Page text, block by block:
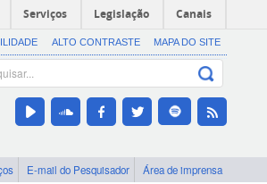
Serviços Legislação Canais
ALTO CONTRASTE MAPA DO SITE
E-mail do Pesquisador Área de imprensa